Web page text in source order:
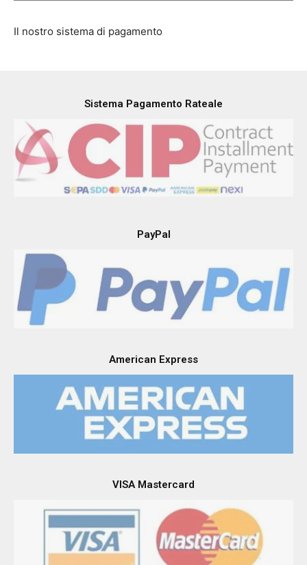
Il nostro sistema di pagamento
Sistema Pagamento Rateale
PayPal
American Express
VISA Mastercard